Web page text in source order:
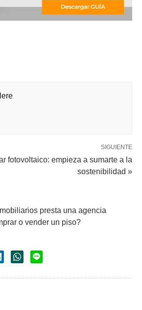
SIGUIENTE
fotovoltaico: empieza a sumarte a la
sostenibilidad »
presta una agencia
o vender un piso?